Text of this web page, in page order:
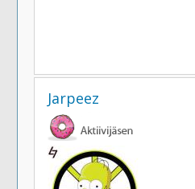
Jarpeez